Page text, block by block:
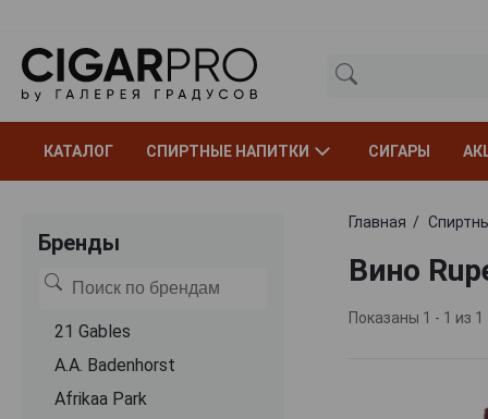
КАТАЛОГ СПИРТНЫЕ НАПИТКИ СИГАРЫ
Бренды
21 Gables
A.A. Badenhorst
Afrikaa Park
Главная
Вино
Показаны 1 - 1 из 1